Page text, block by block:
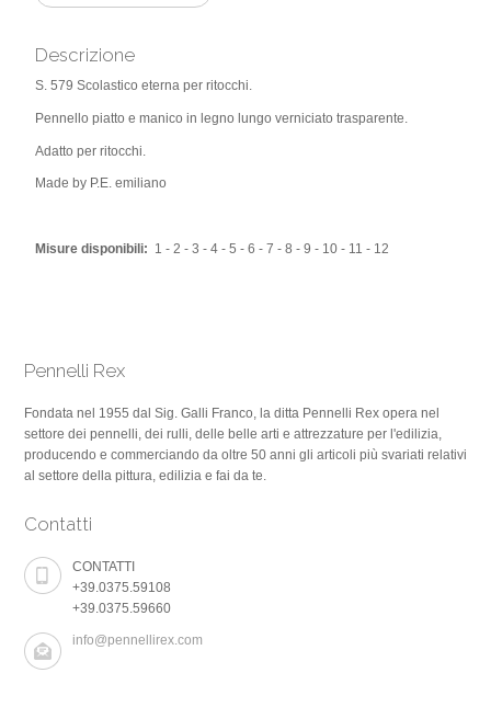
Descrizione
S. 579 Scolastico eterna per ritocchi.
Pennello piatto e manico in legno lungo verniciato trasparente.
Adatto per ritocchi.
Made by P.E. emiliano
Misure disponibili: 1 - 2 - 3 - 4 - 5 - 6 - 7 - 8 - 9 - 10 - 11 - 12
Pennelli Rex
Fondata nel 1955 dal Sig. Galli Franco, la ditta Pennelli Rex opera nel
settore dei pennelli, dei rulli, delle belle arti e attrezzature per l'edilizia,
producendo e commerciando da oltre 50 anni gli articoli più svariati relativi
al settore della pittura, edilizia e fai da te.
Contatti
CONTATTI
+39.0375.59108
+39.0375.59660
info@pennellirex.com